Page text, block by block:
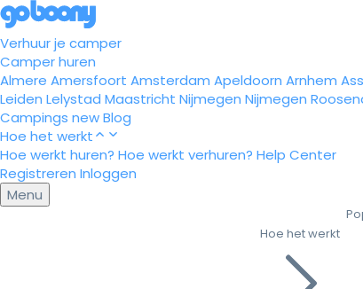
Verhuur je camper
Camper huren
Almere Amersfoort Amsterdam Apeldoorn Arnhem
Leiden Lelystad Maastricht Nijmegen Nijmegen
Campings newBlog
Hoe het werkt
Hoe werkt huren? Hoe werkt verhuren? Help Center
Registreren Inloggen
Menu
Hoe het werkt